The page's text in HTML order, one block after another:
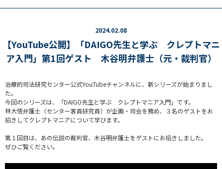
2024.02.08
【YouTube公開】「DAIGO先生と学ぶ クレプトマニ
ア入門」第1回ゲスト 木谷明弁護士（元・裁判官）
治療的司法研究センター公式YouTubeチャンネルに、新シリーズが始まりまし
た。
今回のシリーズは、「DAIGO先生と学ぶ クレプトマニア入門」です。
林大悟弁護士（センター客員研究員）が企画・司会を務め、３名のゲストをお
招きしてクレプトマニアについて学びます。
第１回目は、あの伝説の裁判官、木谷明弁護士をゲストにお招きしました。
ぜひご覧ください。